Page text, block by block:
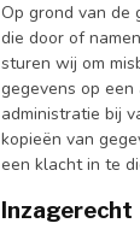
Op grond van de
die door of
sturen wij om
gegevens op
administratie bij
kopieën van
een klacht in te
Inzagerecht